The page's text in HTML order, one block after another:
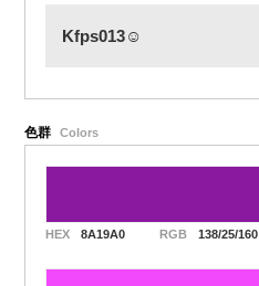
Kfps013☺️
色群 Colors
HEX 8A19A0 RGB 138/25/160